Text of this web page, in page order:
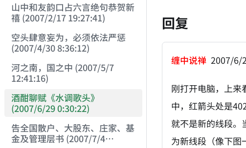
山中和友韵口占六言绝句恭贺新
禧 (2007/2/17 19:27:41)
空头肆意妄为，必须依法严惩
(2007/4/30 8:36:12)
河之南，国之中 (2007/5/7
12:41:16)
酒酣聊赋《水调歌头》
(2007/6/29 0:30:22)
告全国散户、大股东、庄家、基
金及管理层书 (2007/7/4
回复
缠中说禅 2007/6/
刚打开电脑，上来
中，红箭头处是
就不是新的线段。
为新线段（像下图